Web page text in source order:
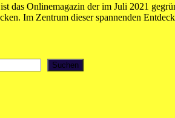
ist das Onlinemagazin der im Juli 2021
Im Zentrum dieser spannenden
Suchen